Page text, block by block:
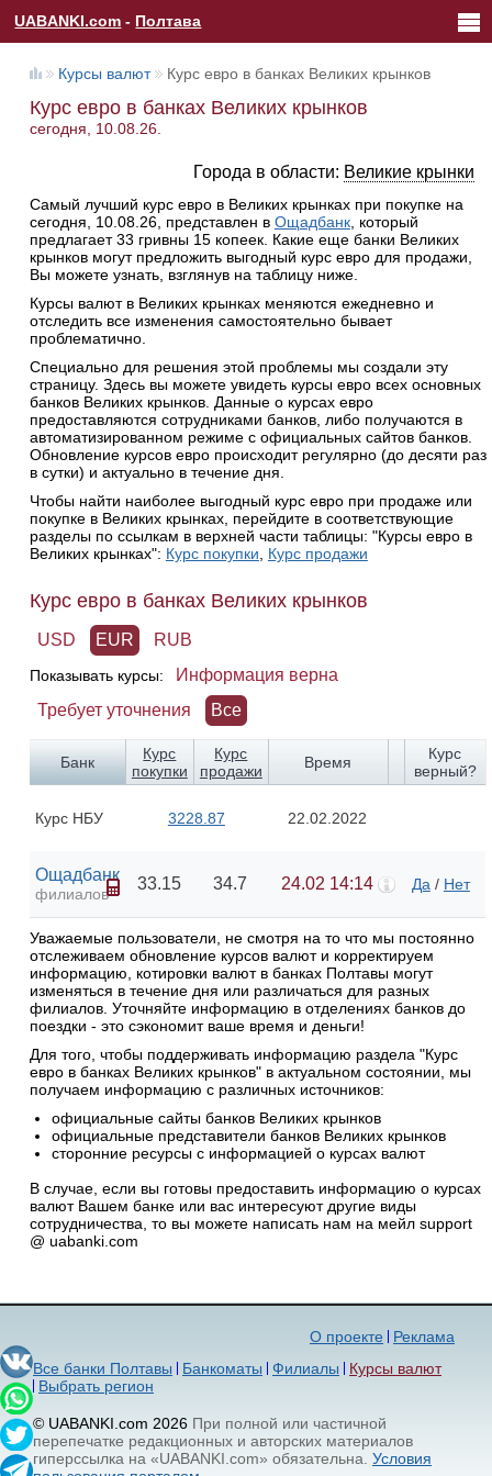
UABANKI.com - Полтава
Курсы валют Курс евро в банках Великих крынков
Курс евро в банках Великих крынков
сегодня, 10.08.26.
Города в области: Великие крынки
Самый лучший курс евро в Великих крынках при покупке на
сегодня, 10.08.26, представлен в Ощадбанк, который
предлагает 33 гривны 15 копеек. Какие еще банки Великих
крынков могут предложить выгодный курс евро для продажи,
Вы можете узнать, взглянув на таблицу ниже.
Курсы валют в Великих крынках меняются ежедневно и
отследить все изменения самостоятельно бывает
проблематично.
Специально для решения этой проблемы мы создали эту
страницу. Здесь вы можете увидеть курсы евро всех основных
банков Великих крынков. Данные о курсах евро
предоставляются сотрудниками банков, либо получаются в
автоматизированном режиме с официальных сайтов банков.
Обновление курсов евро происходит регулярно (до десяти раз
в сутки) и актуально в течение дня.
Чтобы найти наиболее выгодный курс евро при продаже или
покупке в Великих крынках, перейдите в соответствующие
разделы по ссылкам в верхней части таблицы: "Курсы евро в
Великих крынках": Курс покупки Курс продажи
Курс евро в банках Великих крынков
USD EUR RUB
Показывать курсы:
Информация верна
Требует уточнения
Все
Банк
Курс
покупки
Курс
продажи
Время
Курс
верный?
Курс НБУ 3228.87 22.02.2022
Ощадбанк
филиалов
33.15 34.7 24.02 14:14 Да / Нет
Уважаемые пользователи, не смотря на то что мы постоянно
отслеживаем обновление курсов валют и корректируем
информацию, котировки валют в банках Полтавы могут
изменяться в течение дня или различаться для разных
филиалов. Уточняйте информацию в отделениях банков до
поездки - это сэкономит ваше время и деньги!
Для того, чтобы поддерживать информацию раздела "Курс
евро в банках Великих крынков" в актуальном состоянии, мы
получаем информацию с различных источников:
официальные сайты банков Великих крынков
официальные представители банков Великих крынков
сторонние ресурсы с информацией о курсах валют
В случае, если вы готовы предоставить информацию о курсах
валют Вашем банке или вас интересуют другие виды
сотрудничества, то вы можете написать нам на мейл support
@ uabanki.com
Реклама
О проекте
Все банки Полтавы
Банкоматы Филиалы
Курсы валют
Выбрать регион
© UABANKI.com 2026 При полной или частичной
перепечатке редакционных и авторских материалов
гиперссылка на «UABANKI.com» обязательна. Условия